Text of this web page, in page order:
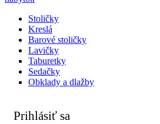
Stoličky
Kreslá
Barové stoličky
Lavičky
Taburetky
Sedačky
Obklady a dlažby
Prihlásiť sa